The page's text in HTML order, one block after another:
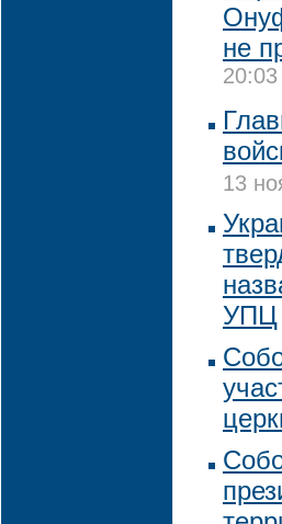
не
20:03
13
УПЦ